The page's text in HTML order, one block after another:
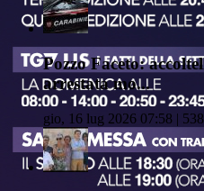
Pozzo Faceto:
arrestata mo...
gio, 16 lug 2026 07:58 |